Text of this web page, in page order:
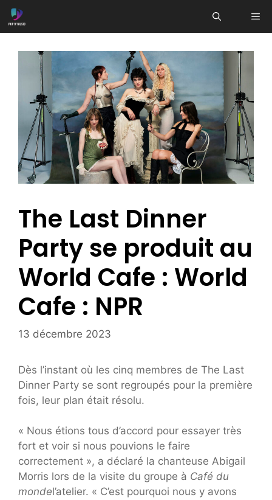
Aller
au
The Last Dinner
Party se produit au
World Cafe : World
Cafe : NPR
13 décembre 2023
Dès l’instant où les cinq membres de The Last
Dinner Party se sont regroupés pour la première
fois, leur plan était résolu.
« Nous étions tous d’accord pour essayer très
fort et voir si nous pouvions le faire
correctement », a déclaré la chanteuse Abigail
Morris lors de la visite du groupe à Café du
mondel’atelier. « C’est pourquoi nous y avons